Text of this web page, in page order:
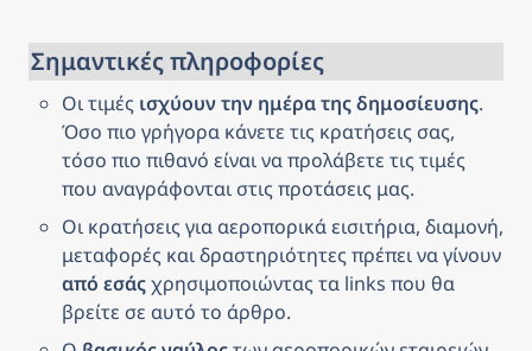
Σημαντικές πληροφορίες
Οι τιμές ισχύουν την ημέρα της δημοσίευσης.
Όσο πιο γρήγορα κάνετε τις κρατήσεις σας,
τόσο πιο πιθανό είναι να προλάβετε τις τιμές
που αναγράφονται στις προτάσεις μας.
Οι κρατήσεις για αεροπορικά εισιτήρια, διαμονή,
από εσάς χρησιμοποιώντας τα links που θα
βρείτε σε αυτό το άρθρο.